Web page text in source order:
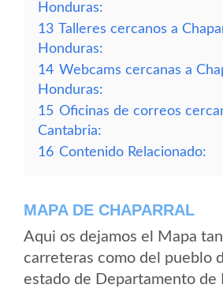
Honduras:
13 Talleres cercanos a
Honduras:
14 Webcams cercanas a
Honduras:
15 Oficinas de correos
Cantabria:
16 Contenido Relacionado:
MAPA DE CHAPARRAL
Aqui os dejamos el Mapa
carreteras como del pueblo
estado de Departamento de